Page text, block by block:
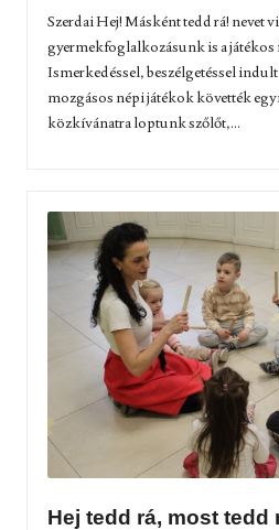
Szerdai Hej! Másként tedd rá! nevet
gyermekfoglalkozásunk is a játékos
Ismerkedéssel, beszélgetéssel
mozgásos népi játékok követték
közkívánatra loptunk szőlőt,...
Hej tedd rá, most tedd